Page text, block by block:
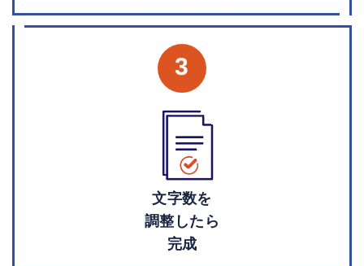
3
文字数を
調整したら
完成